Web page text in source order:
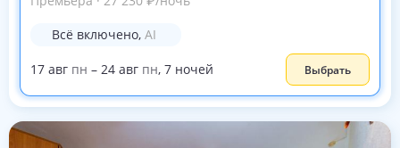
Всё включено, AI
17 авг пн – 24 авг пн, 7 ночей Выбрать